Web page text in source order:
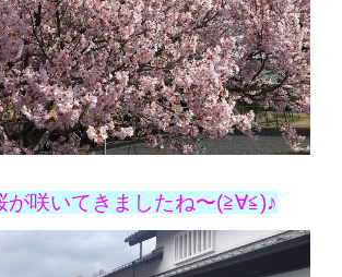
咲いてきましたね〜(≧∀≦)♪